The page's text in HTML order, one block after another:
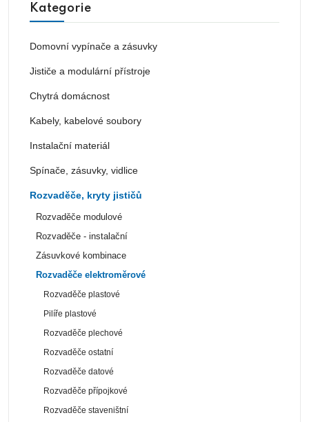
Kategorie
Domovní vypínače a zásuvky
Jističe a modulární přístroje
Chytrá domácnost
Kabely, kabelové soubory
Instalační materiál
Spínače, zásuvky, vidlice
Rozvaděče, kryty jističů
Rozvaděče modulové
Rozvaděče - instalační
Zásuvkové kombinace
Rozvaděče elektroměrové
Rozvaděče plastové
Pilíře plastové
Rozvaděče plechové
Rozvaděče ostatní
Rozvaděče datové
Rozvaděče přípojkové
Rozvaděče staveništní